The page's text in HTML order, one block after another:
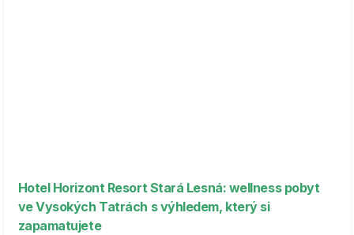
Hotel Horizont Resort Stará Lesná: wellness pobyt
ve Vysokých Tatrách s výhledem, který si
zapamatujete